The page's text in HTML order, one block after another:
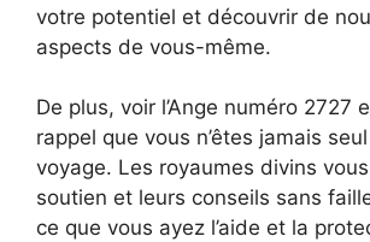
votre potentiel et découvrir de
aspects de vous-même.
De plus, voir l’Ange numéro 2727
rappel que vous n’êtes jamais
voyage. Les royaumes divins
soutien et leurs conseils sans
ce que vous ayez l’aide et la